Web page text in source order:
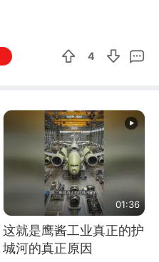
4
01:36
这就是鹰酱工业真正的护
城河的真正原因